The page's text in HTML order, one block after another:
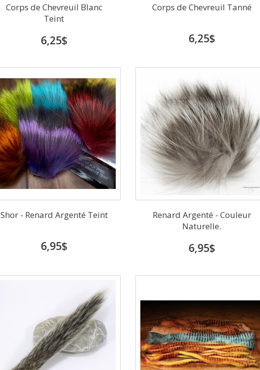
Corps de Chevreuil Blanc
Teint
6,25$
Corps de Chevreuil Tanné
6,25$
Shor - Renard Argenté Teint
6,95$
Renard Argenté - Couleur
Naturelle.
6,95$